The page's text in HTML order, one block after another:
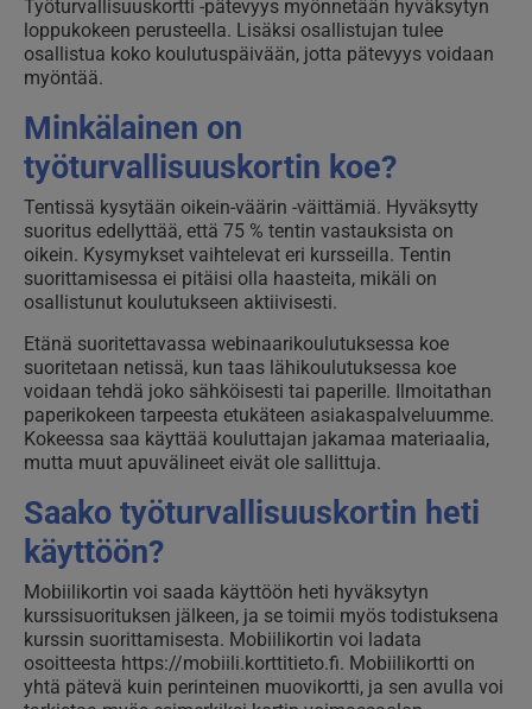
Työturvallisuuskortti -pätevyys myönnetään hyväksytyn
loppukokeen perusteella. Lisäksi osallistujan tulee
osallistua koko koulutuspäivään, jotta pätevyys voidaan
myöntää.
Minkälainen on
työturvallisuuskortin koe?
Tentissä kysytään oikein-väärin -väittämiä. Hyväksytty
suoritus edellyttää, että 75 % tentin vastauksista on
oikein. Kysymykset vaihtelevat eri kursseilla. Tentin
suorittamisessa ei pitäisi olla haasteita, mikäli on
osallistunut koulutukseen aktiivisesti.
Etänä suoritettavassa webinaarikoulutuksessa koe
suoritetaan netissä, kun taas lähikoulutuksessa koe
voidaan tehdä joko sähköisesti tai paperille. Ilmoitathan
paperikokeen tarpeesta etukäteen asiakaspalveluumme.
Kokeessa saa käyttää kouluttajan jakamaa materiaalia,
mutta muut apuvälineet eivät ole sallittuja.
Saako työturvallisuuskortin heti
käyttöön?
Mobiilikortin voi saada käyttöön heti hyväksytyn
kurssisuorituksen jälkeen, ja se toimii myös todistuksena
kurssin suorittamisesta. Mobiilikortin voi ladata
osoitteesta https://mobiili.korttitieto.fi. Mobiilikortti on
yhtä pätevä kuin perinteinen muovikortti, ja sen avulla voi